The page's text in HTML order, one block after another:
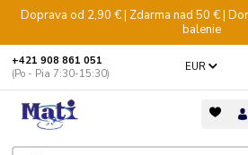
Doprava od 2,90 € | Zdarma nad 50 € |
balenie
EUR
+421 908 861 051
(Po - Pia 7:30-15:30)